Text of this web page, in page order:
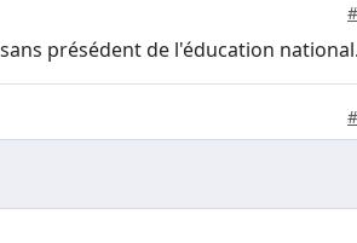
présédent de l'éducation national.